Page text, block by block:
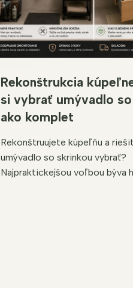
Rekonštrukcia
si vybrať umývadlo
ako komplet
Rekonštruujete kúpeľňu a
umývadlo so skrinkou vybrať?
Najpraktickejšou voľbou býva